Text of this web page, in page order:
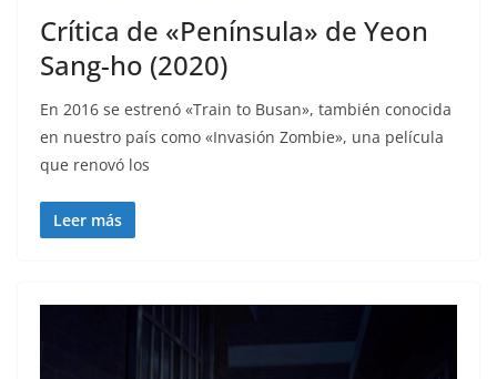
Crítica de «Península» de Yeon
Sang-ho (2020)
En 2016 se estrenó «Train to Busan», también conocida
en nuestro país como «Invasión Zombie», una película
que renovó los
Leer más